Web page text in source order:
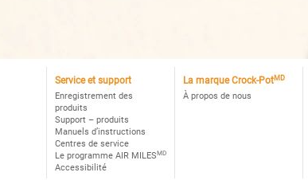
Service et support
Enregistrement des
produits
Support – produits
Manuels d’instructions
Centres de service
Le programme AIR MILESMD
Accessibilité
La marque Crock-PotMD
À propos de nous